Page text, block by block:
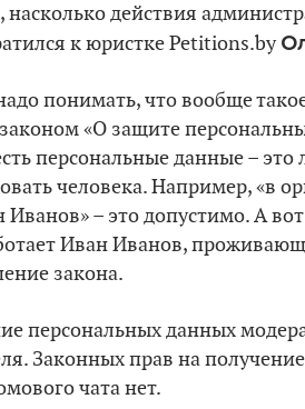
насколько действия
к юристке Petitions.by
понимать, что вообще
законом «О защите
персональные данные –
человека. Например, «в
Иванов» – это допустимо. А
Иван Иванов,
закона.
персональных данных
Законных прав на
чата нет.